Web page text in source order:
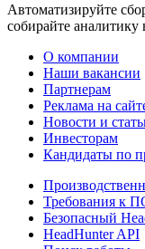
Автоматизируйте
собирайте аналитику
О компании
Наши вакансии
Партнерам
Реклама на
Новости и
Инвесторам
Кандидаты по
Требования к
Безопасный
HeadHunter API